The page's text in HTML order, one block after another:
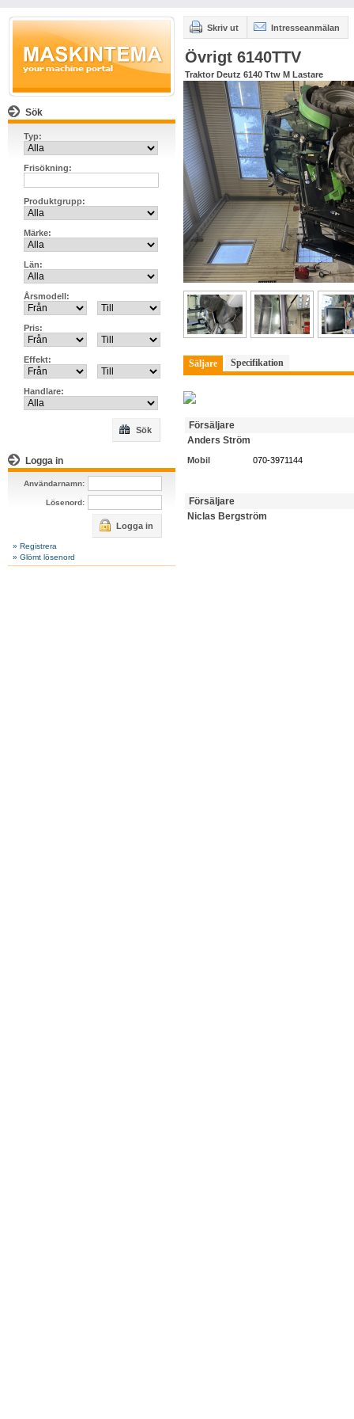
Sök
Typ:
Frisökning:
Produktgrupp:
Märke:
Län:
Årsmodell:
Pris:
Effekt:
Handlare:
Sök
Logga in
Användarnamn:
Lösenord:
Logga in
» Registrera
» Glömt lösenord
Skriv ut Intresseanmälan
Övrigt 6140TTV
Traktor Deutz 6140 Ttw M Lastare
Säljare Specifikation
Försäljare
Anders Ström
Mobil 070-3971144
Försäljare
Niclas Bergström